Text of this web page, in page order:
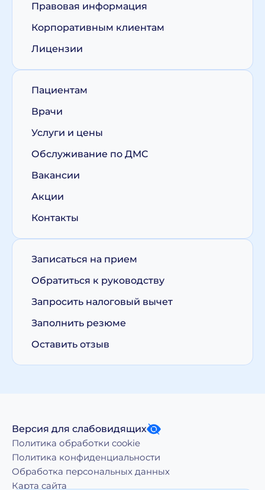
Правовая информация
Корпоративным клиентам
Лицензии
Пациентам
Врачи
Услуги и цены
Обслуживание по ДМС
Вакансии
Акции
Контакты
Записаться на прием
Обратиться к руководству
Запросить налоговый вычет
Заполнить резюме
Оставить отзыв
Версия для слабовидящих
Политика обработки cookie
Политика конфиденциальности
Обработка персональных данных
Карта сайта